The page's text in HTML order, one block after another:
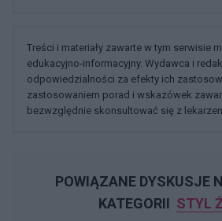
Treści i materiały zawarte w tym serwisie
edukacyjno-informacyjny. Wydawca i
odpowiedzialności za efekty ich
zastosowaniem porad i wskazówek
bezwzględnie skonsultować się z
POWIĄZANE DYSKUSJE
KATEGORII STYL